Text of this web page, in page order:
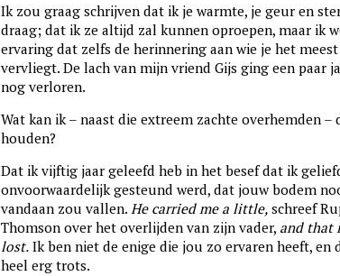
Ik zou graag schrijven dat ik je warmte, je geur en
draag; dat ik ze altijd zal kunnen oproepen, maar ik
ervaring dat zelfs de herinnering aan wie je het
vervliegt. De lach van mijn vriend Gijs ging een paar
nog verloren.
Wat kan ik – naast die extreem zachte overhemden –
houden?
Dat ik vijftig jaar geleefd heb in het besef dat ik
onvoorwaardelijk gesteund werd, dat jouw bodem
vandaan zou vallen. He carried me a little,schreef
Thomson over het overlijden van zijn vader, and that
lost.Ik ben niet de enige die jou zo ervaren heeft, en
heel erg trots.